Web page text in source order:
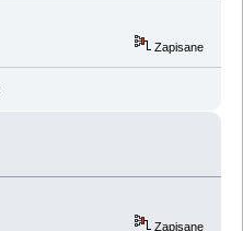
Zapisane
Zapisane